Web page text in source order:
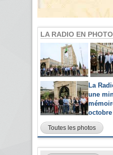
LA RADIO EN
La
une
octobre
Toutes les photos